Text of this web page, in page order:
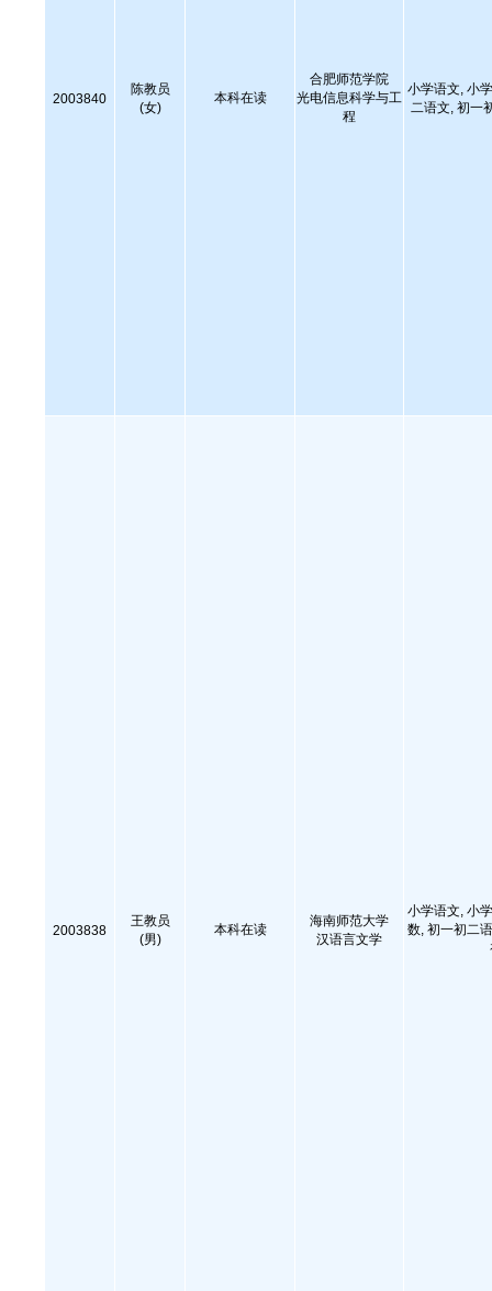
2003840
陈教员
(女)
本科在读
合肥师范学院
光电信息科学与工
程
小学语文, 小
二语文, 初一
2003838
王教员
(男)
本科在读
海南师范大学
汉语言文学
小学语文, 小
数, 初一初二